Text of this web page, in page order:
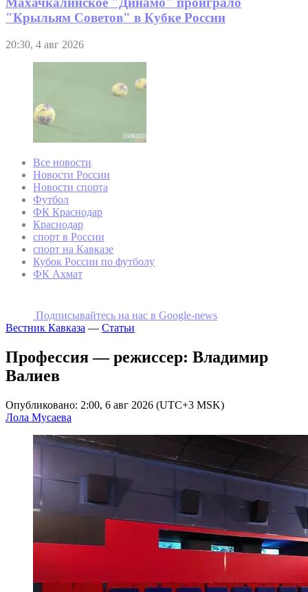
"Крыльям Советов" в Кубке России
20:30, 4 авг 2026
Все новости
Новости России
Новости спорта
Футбол
ФК Краснодар
Краснодар
спорт в России
спорт на Кавказе
Кубок России по футболу
ФК Ахмат
Подписывайтесь на наc в Google-news
Вестник Кавказа — Статьи
Профессия — режиссер: Владимир
Валиев
Опубликовано: 2:00, 6 авг 2026 (UTC+3 MSK)
Лола Мусаева